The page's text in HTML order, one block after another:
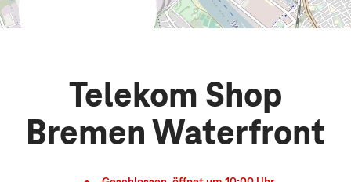
Telekom Shop
Bremen Waterfront